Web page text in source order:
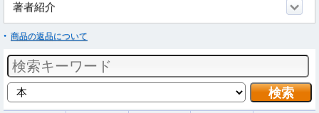
著者紹介
商品の返品について